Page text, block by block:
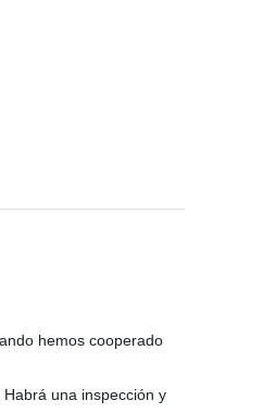
hemos cooperado
una inspección y